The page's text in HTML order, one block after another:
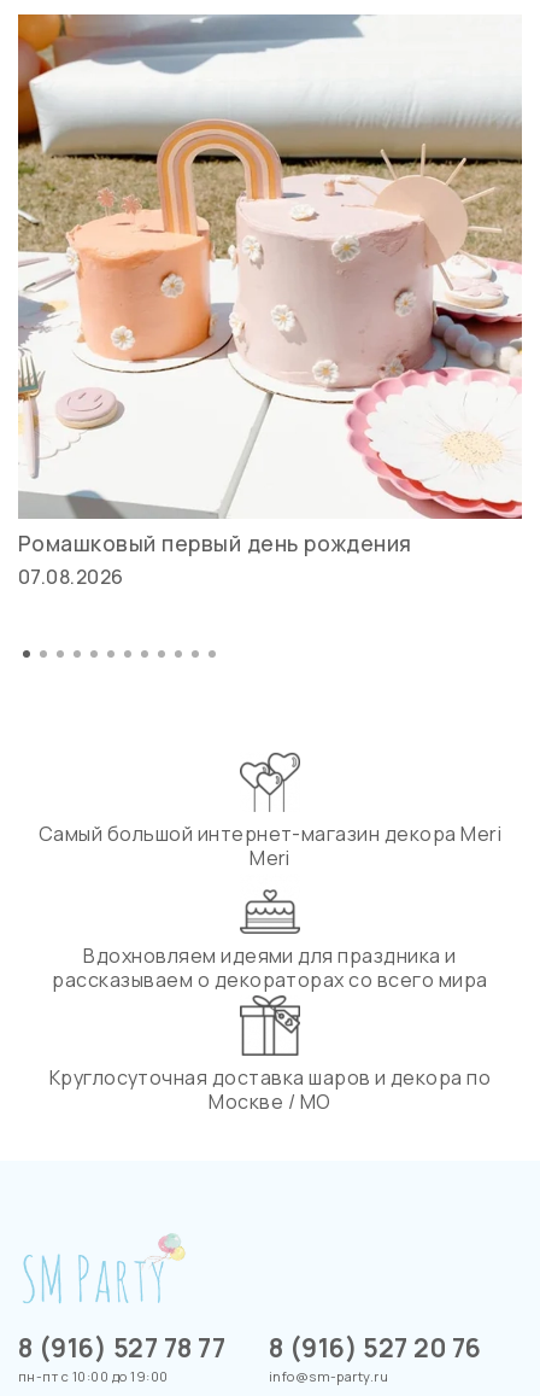
Ромашковый первый день рождения
07.08.2026
Самый большой интернет-магазин декора Meri
Meri
Вдохновляем идеями для праздника и
рассказываем о декораторах со всего мира
Круглосуточная доставка шаров и декора по
Москве / МО
8 (916) 527 78 77
пн-пт с 10:00 до 19:00
8 (916) 527 20 76
info@sm-party.ru